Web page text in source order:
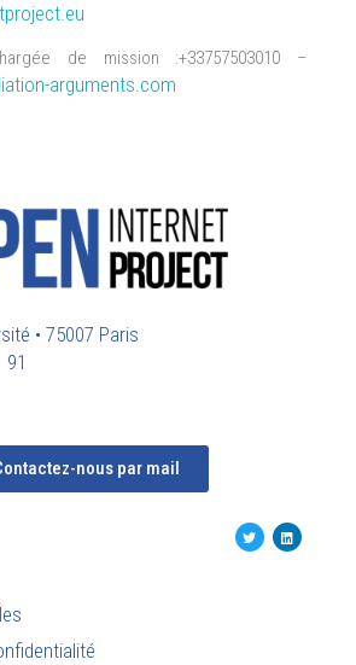
de mission :+33757503010 –
arguments.com
• 75007 Paris
nous par mail